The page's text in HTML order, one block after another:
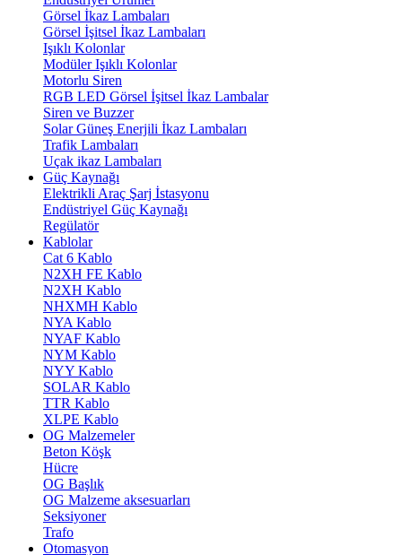
Görsel İkaz Lambaları
Görsel İşitsel İkaz Lambaları
Işıklı Kolonlar
Modüler Işıklı Kolonlar
Motorlu Siren
RGB LED Görsel İşitsel İkaz Lambalar
Siren ve Buzzer
Solar Güneş Enerjili İkaz Lambaları
Trafik Lambaları
Uçak ikaz Lambaları
Güç Kaynağı
Elektrikli Araç Şarj İstasyonu
Endüstriyel Güç Kaynağı
Regülatör
Kablolar
Cat 6 Kablo
N2XH FE Kablo
N2XH Kablo
NHXMH Kablo
NYA Kablo
NYAF Kablo
NYM Kablo
NYY Kablo
SOLAR Kablo
TTR Kablo
XLPE Kablo
OG Malzemeler
Beton Köşk
Hücre
OG Başlık
OG Malzeme aksesuarları
Seksiyoner
Trafo
Otomasyon